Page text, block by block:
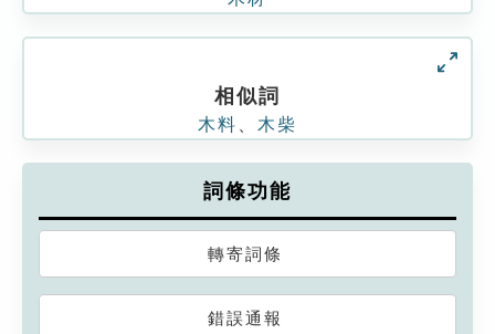
相似詞
木料 木柴
詞條功能
轉寄詞條
錯誤通報